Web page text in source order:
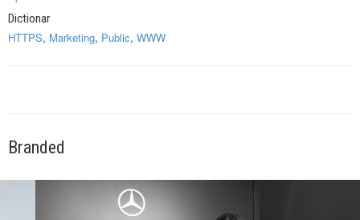
Dictionar
HTTPS, Marketing, Public, WWW
Branded